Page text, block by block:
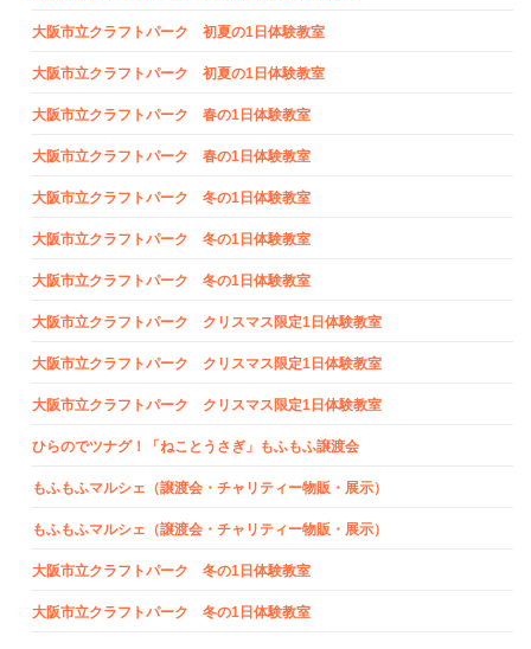
大阪市立クラフトパーク 初夏の1日体験教室
大阪市立クラフトパーク 初夏の1日体験教室
大阪市立クラフトパーク 春の1日体験教室
大阪市立クラフトパーク 春の1日体験教室
大阪市立クラフトパーク 冬の1日体験教室
大阪市立クラフトパーク 冬の1日体験教室
大阪市立クラフトパーク 冬の1日体験教室
大阪市立クラフトパーク クリスマス限定1日体験教室
大阪市立クラフトパーク クリスマス限定1日体験教室
大阪市立クラフトパーク クリスマス限定1日体験教室
ひらのでツナグ！「ねことうさぎ」もふもふ譲渡会
もふもふマルシェ（譲渡会・チャリティー物販・展示）
もふもふマルシェ（譲渡会・チャリティー物販・展示）
大阪市立クラフトパーク 冬の1日体験教室
大阪市立クラフトパーク 冬の1日体験教室